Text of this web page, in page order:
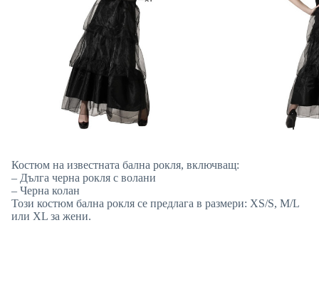
Костюм на известната бална рокля, включващ:
– Дълга черна рокля с волани
– Черна колан
Този костюм бална рокля се предлага в размери: XS/S, M/L
или XL за жени.